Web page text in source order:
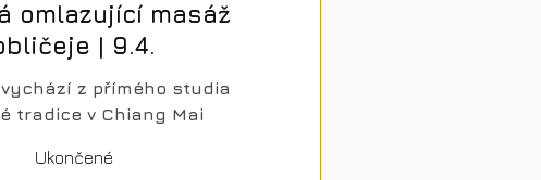
omlazující masáž
| 9.4.
vychází z přímého studia
tradice v Chiang Mai
Ukončené